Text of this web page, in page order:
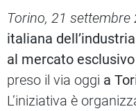
Torino, 21 settembre
italiana
al mercato
preso il via oggi a
L’iniziativa è